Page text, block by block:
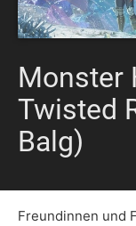
Monster
Twisted
Balg)
Freundinnen und